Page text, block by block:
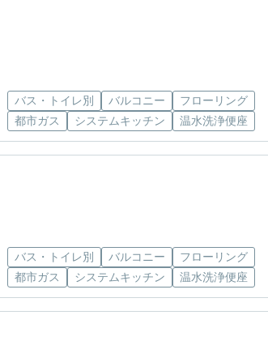
バス・トイレ別 バルコニー
フローリング
都市ガス
システムキッチン 温水洗浄便座
バス・トイレ別 バルコニー
フローリング
都市ガス
システムキッチン 温水洗浄便座